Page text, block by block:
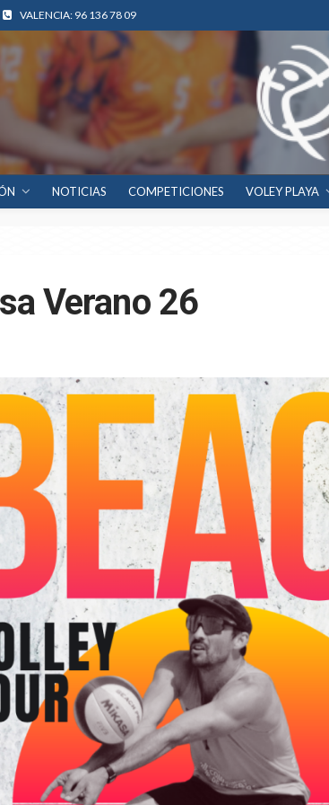
VALENCIA: 96 136 78 09
NOTICIAS COMPETICIONES VOLEY PLAYA
Verano 26
NOTICIAS
20 equipos de la Comunitat
Valenciana competirán en
categoría nacional el curso
26/27
15/07/2026